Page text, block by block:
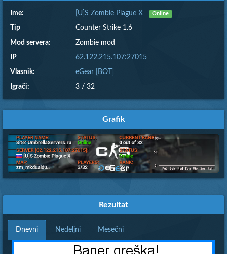
Ime: [U]S Zombie Plague X Online
Tip Counter Strike 1.6
Mod servera: Zombie mod
IP 62.122.215.107:27015
Vlasnik: eGear [BOT]
Igrači: 3 / 32
Grafik
Rezultat
Dnevni Nedeljni Mesečni